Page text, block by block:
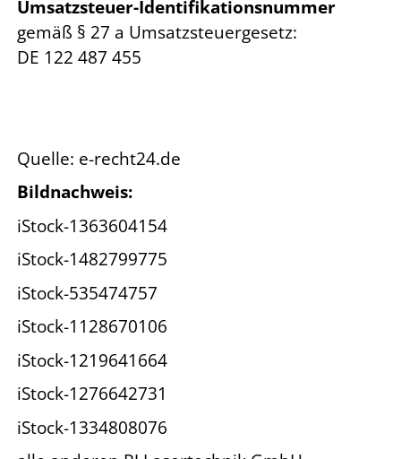
Umsatzsteuer-Identifikationsnummer
gemäß § 27 a Umsatzsteuergesetz:
DE 122 487 455
Quelle: e-recht24.de
Bildnachweis:
iStock-1363604154
iStock-1482799775
iStock-535474757
iStock-1128670106
iStock-1219641664
iStock-1276642731
iStock-1334808076